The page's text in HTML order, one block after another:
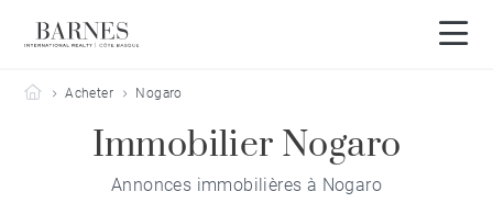
Barnes Côte Basque
Acheter Nogaro
Immobilier Nogaro
Annonces immobilières à Nogaro